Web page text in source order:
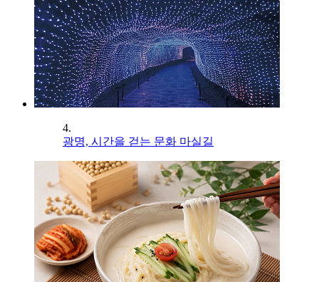
4.
광명, 시간을 걷는 문화 마실길